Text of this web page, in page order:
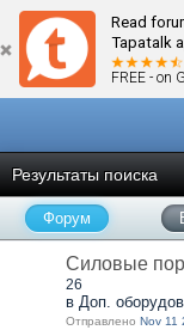
Read
Tapatalk
FREE - on
Результаты поиска
Форум
Силовые
26
в Доп.
Отправлено Nov 11